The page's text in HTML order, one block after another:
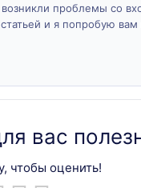
проблемы со
и я попробую вам
вас
чтобы оценить!